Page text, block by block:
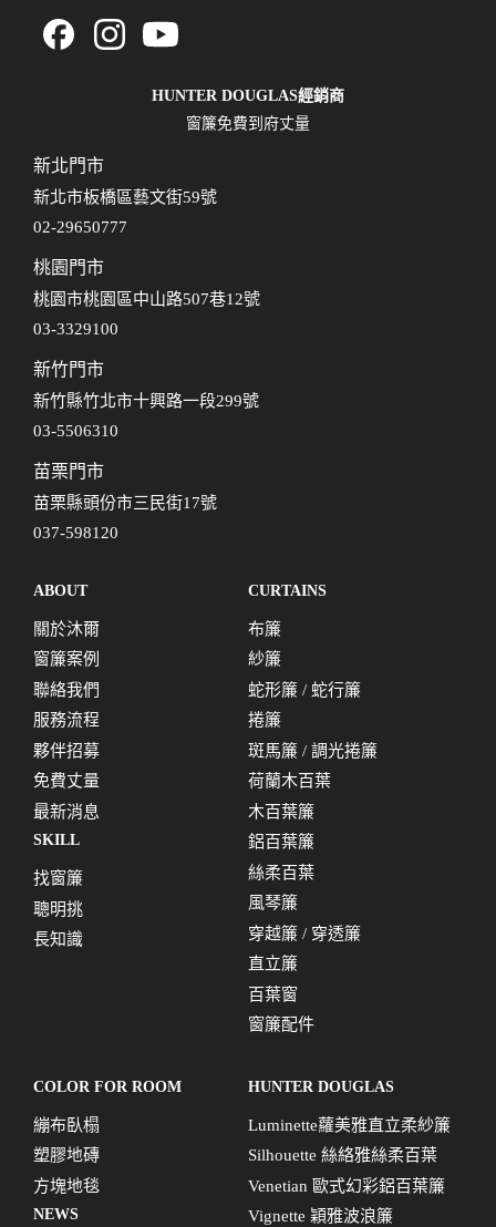
HUNTER DOUGLAS經銷商
窗簾免費到府丈量
新北門市
新北市板橋區藝文街59號
02-29650777
桃園門市
桃園市桃園區中山路507巷12號
03-3329100
新竹門市
新竹縣竹北市十興路一段299號
03-5506310
苗栗門市
苗栗縣頭份市三民街17號
037-598120
ABOUT
關於沐爾
窗簾案例
聯絡我們
服務流程
夥伴招募
免費丈量
最新消息
SKILL
找窗簾
聰明挑
長知識
CURTAINS
布簾
紗簾
蛇形簾 / 蛇行簾
捲簾
斑馬簾 / 調光捲簾
荷蘭木百葉
木百葉簾
鋁百葉簾
絲柔百葉
風琴簾
穿越簾 / 穿透簾
直立簾
百葉窗
窗簾配件
COLOR FOR ROOM
繃布臥榻
塑膠地磚
方塊地毯
NEWS
HUNTER DOUGLAS
Luminette蘿美雅直立柔紗簾
Silhouette 絲絡雅絲柔百葉
Venetian 歐式幻彩鋁百葉簾
Vignette 穎雅波浪簾